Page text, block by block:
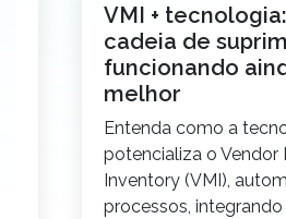
VMI +
cadeia de
funcionando
melhor
Entenda como a
potencializa o Vendor
Inventory (VMI),
processos,